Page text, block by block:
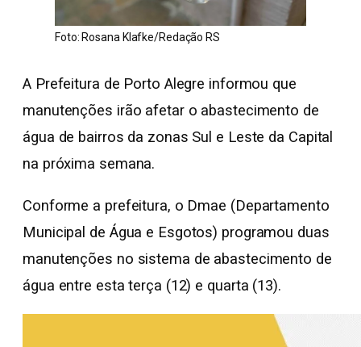
Foto: Rosana Klafke/Redação RS
A Prefeitura de Porto Alegre informou que
manutenções irão afetar o abastecimento de
água de bairros da zonas Sul e Leste da Capital
na próxima semana.
Conforme a prefeitura, o Dmae (Departamento
Municipal de Água e Esgotos) programou duas
manutenções no sistema de abastecimento de
água entre esta terça (12) e quarta (13).